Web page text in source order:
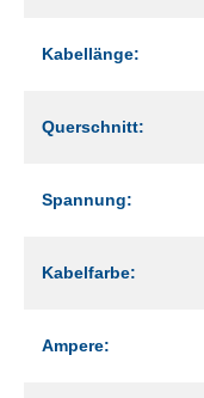
Kabellänge:
Querschnitt:
Spannung:
Kabelfarbe:
Ampere: